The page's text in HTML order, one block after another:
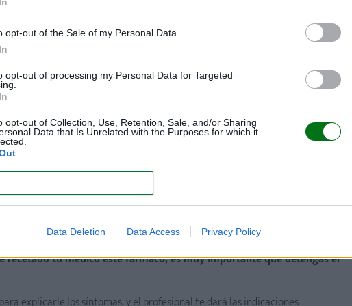
opt-out of the Sale of my Personal Data.
opt-out of processing my Personal Data for Targeted
opt-out of Collection, Use, Retention, Sale, and/or Sharing
Data that Is Unrelated with the Purposes for which it
Data Deletion Data Access Privacy Policy
cuando se usan dosis altas. Estos signos aparecen normalmente
de una única administración. Estos movimientos cesarán
sudoración, producción de saliva
neuroléptico maligno.
de la cara, labios o garganta, dificultad para
ser grave.
tu médico este fármaco, es muy importante que detengas el
explicarle los síntomas, y el profesional te dará las indicaciones